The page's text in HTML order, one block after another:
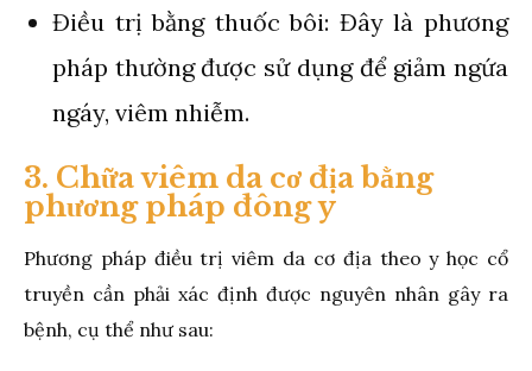
Điều trị bằng thuốc bôi: Đây là phương
pháp thường được sử dụng để giảm ngứa
ngáy, viêm nhiễm.
3. Chữa viêm da cơ địa bằng
phương pháp đông y
Phương pháp điều trị viêm da cơ địa theo y học cổ
truyền cần phải xác định được nguyên nhân gây ra
bệnh, cụ thể như sau: